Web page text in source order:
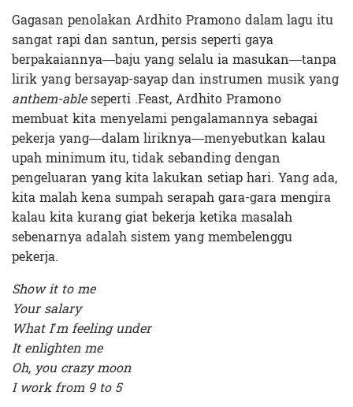
Gagasan penolakan Ardhito Pramono dalam lagu itu
sangat rapi dan santun, persis seperti gaya
berpakaiannya—baju yang selalu ia masukan—tanpa
lirik yang bersayap-sayap dan instrumen musik yang
anthem-ableseperti .Feast, Ardhito Pramono
membuat kita menyelami pengalamannya sebagai
pekerja yang—dalam liriknya—menyebutkan kalau
upah minimum itu, tidak sebanding dengan
pengeluaran yang kita lakukan setiap hari. Yang ada,
kita malah kena sumpah serapah gara-gara mengira
kalau kita kurang giat bekerja ketika masalah
sebenarnya adalah sistem yang membelenggu
pekerja.
Show it to me
Your salary
What I’m feeling under
It enlighten me
Oh, you crazy moon
I work from 9 to 5